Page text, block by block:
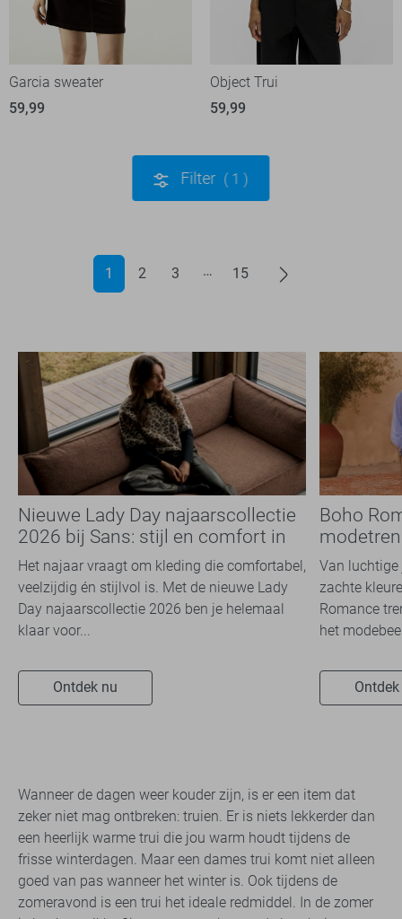
Garcia sweater
59,99
Object Trui
59,99
Filter 1
1 2 3 15
Nieuwe Lady Day najaarscollectie
2026 bij Sans: stijl en comfort in
travelkwaliteit
Het najaar vraagt om kleding die comfortabel,
veelzijdig én stijlvol is. Met de nieuwe Lady
Day najaarscollectie 2026 ben je helemaal
klaar voor...
Ontdek nu
Boho
overal
Van luchtige
zachte
Romance
het
Wanneer de dagen weer kouder zijn, is er een item dat
zeker niet mag ontbreken: truien. Er is niets lekkerder dan
een heerlijk warme trui die jou warm houdt tijdens de
frisse winterdagen. Maar een dames trui komt niet alleen
goed van pas wanneer het winter is. Ook tijdens de
zomeravond is een trui het ideale redmiddel. In de zomer